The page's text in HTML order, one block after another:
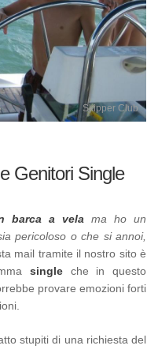
Skipper Club
Genitori Single
barca a vela ma ho un
pericoloso o che si annoi,
mail tramite il nostro sito è
singleche in questo
provare emozioni forti
stupiti di una richiesta del